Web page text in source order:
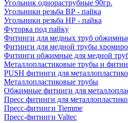
Угольник однораструбные 90гр.
Угольники резьба ВР - пайка
Угольники резьба НР - пайка
Футорка под пайку
Фитинги для медных труб
Фитинги для медной трубы
Фитинги обжимные для медной
Металлопластиковые трубы и
PUSH фитинги для
Металлопластиковые трубы
Обжимные фитинги для
Пресс фитинги для
Пресс-фитинги Tiemme
Пресс-фитинги Valtec